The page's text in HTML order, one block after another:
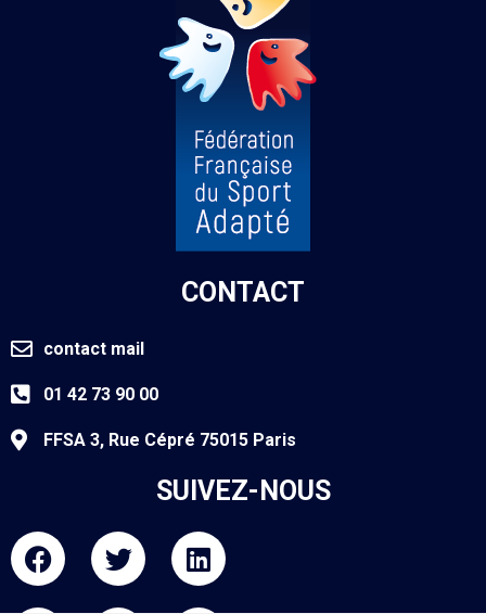
CONTACT
contact mail
01 42 73 90 00
FFSA 3, Rue Cépré 75015 Paris
SUIVEZ-NOUS
F
a
T
w
L
i